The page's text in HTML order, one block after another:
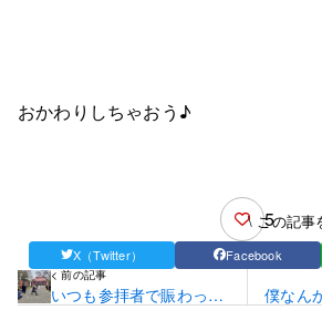
おかわりしちゃおう♪
5
\ この記事
X（Twitter） Facebook
< 前の記事
いつも参拝者で賑わって
いる地元の神社
僕なん
労し